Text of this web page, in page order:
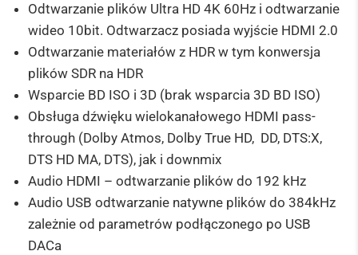
Odtwarzanie plików Ultra HD 4K 60Hz i odtwarzanie
wideo 10bit. Odtwarzacz posiada wyjście HDMI 2.0
Odtwarzanie materiałów z HDR w tym konwersja
plików SDR na HDR
Wsparcie BD ISO i 3D (brak wsparcia 3D BD ISO)
Obsługa dźwięku wielokanałowego HDMI pass-
through (Dolby Atmos, Dolby True HD, DD, DTS:X,
DTS HD MA, DTS), jak i downmix
Audio HDMI – odtwarzanie plików do 192 kHz
Audio USB odtwarzanie natywne plików do 384kHz
zależnie od parametrów podłączonego po USB
DACa